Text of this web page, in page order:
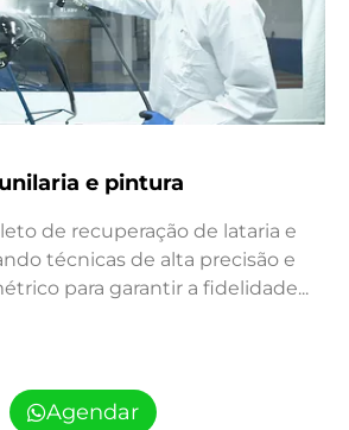
e pintura
de recuperação de lataria e
técnicas de alta precisão e
para garantir a fidelidade...
Agendar